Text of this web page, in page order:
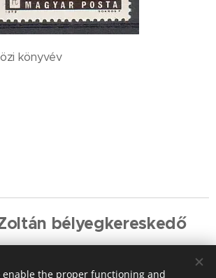
könyvév
bélyegkereskedő
enable the proper functioning and